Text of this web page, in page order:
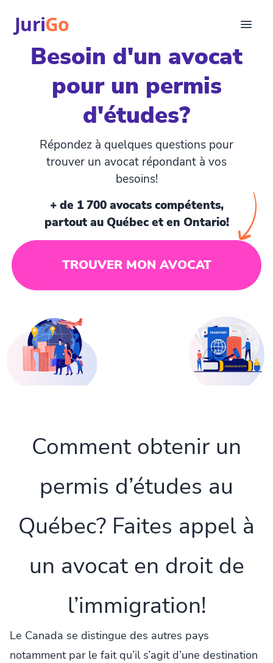
JuriGo
Consultation
Articles juridiques
Pour avocats
Trouver un avocat
Besoin d'un avocat
pour un permis
d'études?
Répondez à quelques questions pour
trouver un avocat répondant à vos
besoins!
+ de 1 700 avocats compétents,
partout au Québec et en Ontario!
TROUVER MON AVOCAT
Comment obtenir un
permis d’études au
Québec? Faites appel à
un avocat en droit de
l’immigration!
Le Canada se distingue des autres pays
notamment par le fait qu’il s’agit d’une destination